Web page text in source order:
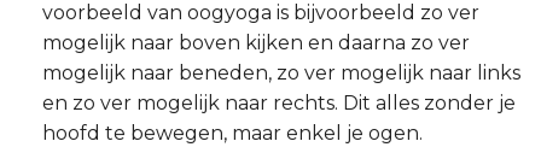
voorbeeld van oogyoga is bijvoorbeeld zo ver
mogelijk naar boven kijken en daarna zo ver
mogelijk naar beneden, zo ver mogelijk naar links
en zo ver mogelijk naar rechts. Dit alles zonder je
hoofd te bewegen, maar enkel je ogen.